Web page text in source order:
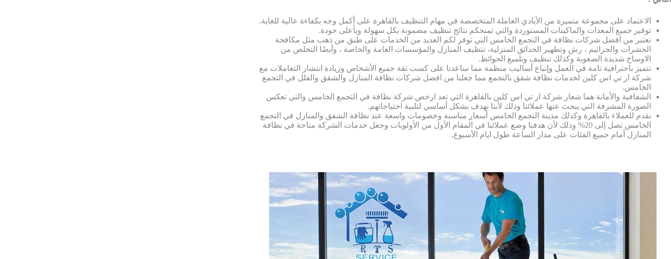
الاعتماد على مجموعة متميزة من الأيادي العاملة المتخصصة في مهام التنظيف بالقاهرة على أكمل وجه بكفاءة عالية للغاية.
توفير جميع المعدات والماكينات المستوردة والتي تمنحكم نتائج تنظيف مضمونة بكل سهولة وبأعلى جودة.
نعتبر من افضل شركات نظافة في التجمع الخامس التي توفر لكم العديد من الخدمات على طبق من ذهب مثل مكافحة
الحشرات والجراثيم ، رش وتطهير الحدائق المنزلية، تنظيف المنازل والمؤسسات العامة والخاصة ، وأيضًا التخلص من
الاوساخ شديدة الصعوبة وكذلك تنظيف وتلميع الحوائط.
نتميز باحترافية تامة في العمل وإتباع أساليب منظمة مما ساعدنا على كسب ثقة جميع الأشخاص وزيادة انتشار التعاملات مع
شركة ار تي اس كلين لخدمات نظافة شقق بالتجمع مما جعلنا من افضل شركات نظافة المنازل والشقق والفلل في التجمع
الخامس.
الشفافية والأمانة هما شعار شركة ار تي اس كلين بالقاهرة التي تعد ارخص شركة نظافة في التجمع الخامس والتي تعكس
الصورة المشرفة التي يبحث عنها عملائنا وذلك لأننا نهدف بشكل أساسي لتلبية احتياجاتهم.
نقدم للعملاء بالقاهرة وكذلك مدينة التجمع الخامس أسعار مناسبة وخصومات واسعة عند نظافة الشقق والمنازل في التجمع
الخامس تصل إلى 20% وذلك لأن هدفنا وضع عملائنا في المقام الأول من الأولويات وجعل خدمات الشركة متاحة في نظافة
المنازل أمام جميع الفئات على مدار الساعة طول ايام الأسبوع.